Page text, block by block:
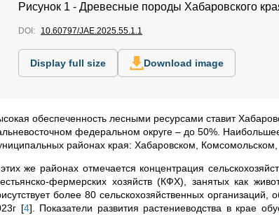
Рисунок 1 - Древесные породы Хабаровского
DOI: 10.60797/JAE.2025.55.1.1
Display full size Download image
обеспеченность лесными ресурсами ставит
федеральном округе ­– до 50%.
районах края: Хабаровском,
же районах отмечается концентрация
фермерских хозяйств (КФХ), занятых как
более 80 сельскохозяйственных
[4]. Показатели развития растениеводства в крае